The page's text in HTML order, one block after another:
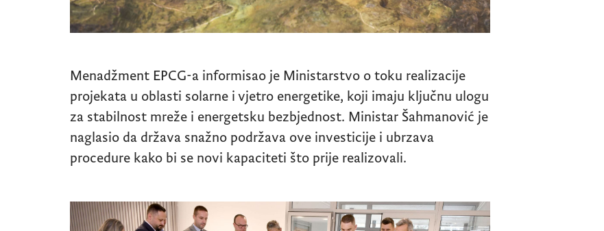
Menadžment EPCG-a informisao je Ministarstvo o toku realizacije
projekata u oblasti solarne i vjetro energetike, koji imaju ključnu ulogu
za stabilnost mreže i energetsku bezbjednost. Ministar Šahmanović je
naglasio da država snažno podržava ove investicije i ubrzava
procedure kako bi se novi kapaciteti što prije realizovali.